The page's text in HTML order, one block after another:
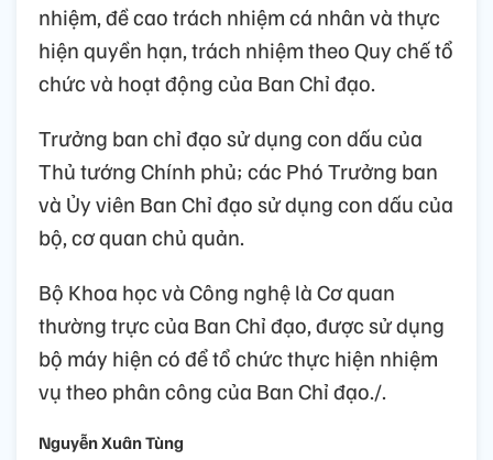
nhiệm, đề cao trách nhiệm cá nhân và thực
hiện quyền hạn, trách nhiệm theo Quy chế tổ
chức và hoạt động của Ban Chỉ đạo.
Trưởng ban chỉ đạo sử dụng con dấu của
Thủ tướng Chính phủ; các Phó Trưởng ban
và Ủy viên Ban Chỉ đạo sử dụng con dấu của
bộ, cơ quan chủ quản.
Bộ Khoa học và Công nghệ là Cơ quan
thường trực của Ban Chỉ đạo, được sử dụng
bộ máy hiện có để tổ chức thực hiện nhiệm
vụ theo phân công của Ban Chỉ đạo./.
Nguyễn Xuân Tùng